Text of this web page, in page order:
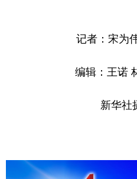
记者：宋为伟
编辑：王诺 林
新华社